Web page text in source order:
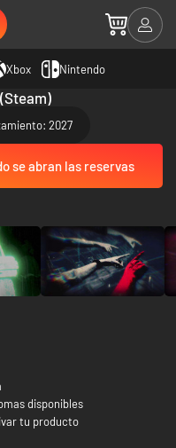
Xbox Nintendo
2027
se abran las reservas
disponibles
tu producto